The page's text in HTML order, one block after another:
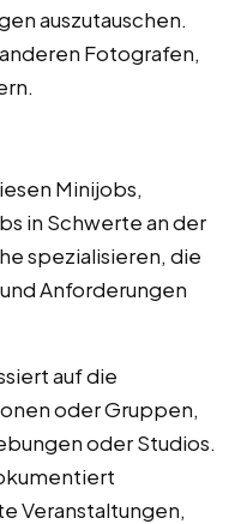
auszutauschen.
Fotografen,
Minijobs,
in Schwerte an der
spezialisieren, die
Anforderungen
auf die
oder Gruppen,
oder Studios.
Veranstaltungen,